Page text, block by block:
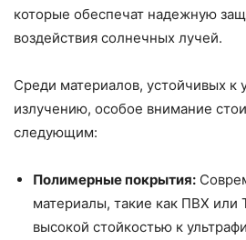
которые обеспечат надежную
воздействия солнечных лучей.
Среди материалов, устойчивых к
излучению, особое внимание
следующим:
Полимерные покрытия:
материалы, такие как ПВХ или
высокой стойкостью к